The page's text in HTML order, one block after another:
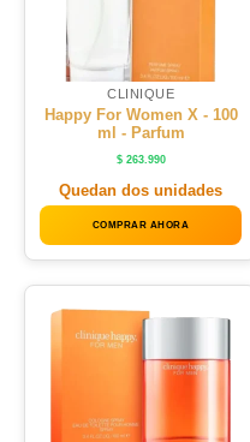
CLINIQUE
Happy For Women X - 100
ml - Parfum
$263.990
Quedan dos unidades
COMPRAR AHORA